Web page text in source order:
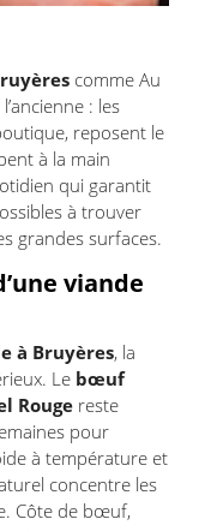
comme Au
: les
reposent le
à la main
qui garantit
à trouver
grandes surfaces.
viande
à Bruyères, la
Le bœuf
Rougereste
pour
à température et
concentre les
Côte de bœuf,